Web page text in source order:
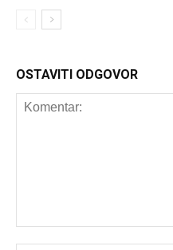
OSTAVITI ODGOVOR